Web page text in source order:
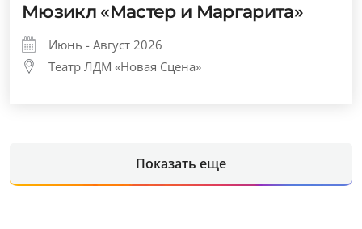
Мюзикл «Мастер и Маргарита»
Июнь - Август 2026
Театр ЛДМ «Новая Сцена»
Показать еще